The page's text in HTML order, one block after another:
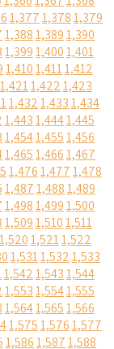
1,3771,3781,379
1,3881,3891,390
1,3991,4001,401
1,4101,4111,412
1,4211,4221,423
1,4321,4331,434
1,4431,4441,445
1,4541,4551,456
1,4651,4661,467
1,4761,4771,478
1,4871,4881,489
1,4981,4991,500
1,5091,5101,511
1,5201,5211,522
1,5311,5321,533
1,5421,5431,544
1,5531,5541,555
1,5641,5651,566
1,5751,5761,577
1,5861,5871,588